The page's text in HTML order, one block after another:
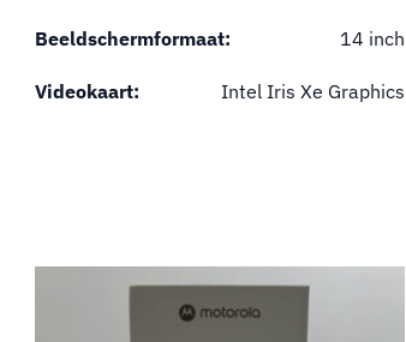
Beeldschermformaat: 14 inch
Videokaart: Intel Iris Xe Graphics